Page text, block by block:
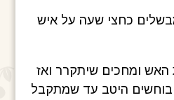
כחצי שעה על איש
האש ומחכים שיתקרר ואז
ובוחשים היטב עד שמתקבל